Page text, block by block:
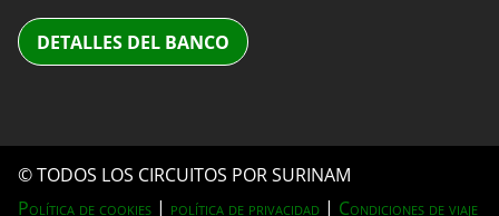
DETALLES DEL BANCO
© TODOS LOS CIRCUITOS POR SURINAM
Política de cookies| política de privacidad| Condiciones de viaje